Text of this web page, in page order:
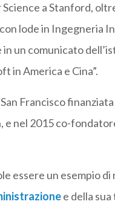
a Stanford,
lode in Ingegneria
in un comunicato
in America e Cina”.
Francisco
e nel 2015 co-
essere un esempio di
e della